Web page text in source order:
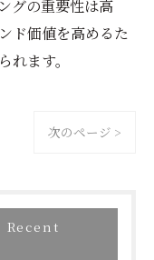
グの重要性は高
ド価値を高めるた
ます。
次のページ >
Recent